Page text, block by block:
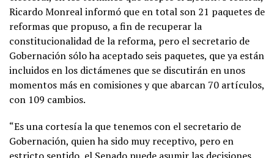
Ricardo Monreal informó que en total son 21 paquetes de
reformas que propuso, a fin de recuperar la
constitucionalidad de la reforma, pero el secretario de
Gobernación sólo ha aceptado seis paquetes, que ya están
incluidos en los dictámenes que se discutirán en unos
momentos más en comisiones y que abarcan 70 artículos,
con 109 cambios.
“Es una cortesía la que tenemos con el secretario de
Gobernación, quien ha sido muy receptivo, pero en
estricto sentido, el Senado puede asumir las decisiones